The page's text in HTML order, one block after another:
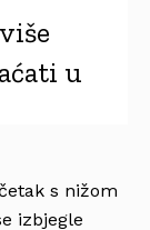
u
s nižom
izbjegle